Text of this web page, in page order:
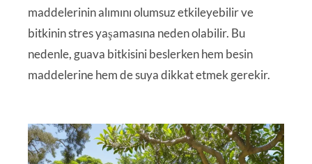
maddelerinin alımını olumsuz etkileyebilir ve
bitkinin stres yaşamasına neden olabilir. Bu
nedenle, guava bitkisini beslerken hem besin
maddelerine hem de suya dikkat etmek gerekir.